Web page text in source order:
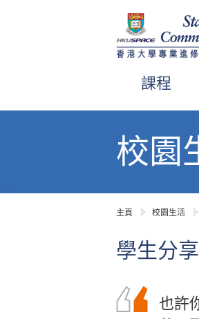
課程
校園
主頁 校園生活
學生分享
也許
在書
兩年